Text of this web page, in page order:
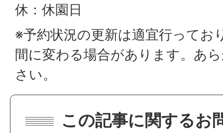
休：休園日
※予約状況の更新は適宜行ってお
間に変わる場合があります。あ
さい。
この記事に関するお